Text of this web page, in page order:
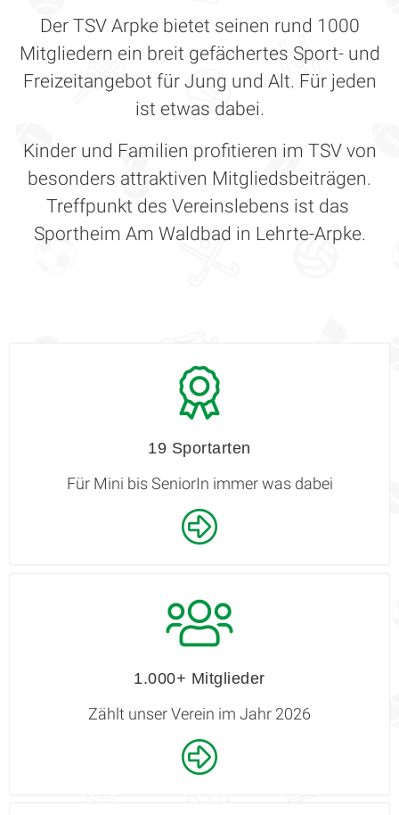
Der TSV Arpke bietet seinen rund 1000
Mitgliedern ein breit gefächertes Sport- und
Freizeitangebot für Jung und Alt. Für jeden
ist etwas dabei.
Kinder und Familien profitieren im TSV von
besonders attraktiven Mitgliedsbeiträgen.
Treffpunkt des Vereinslebens ist das
Sportheim Am Waldbad in Lehrte-Arpke.
19 Sportarten
Für Mini bis SeniorIn immer was dabei
1.000+ Mitglieder
Zählt unser Verein im Jahr 2026